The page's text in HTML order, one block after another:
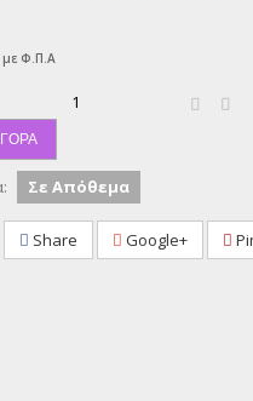
Φ.Π.Α
Σε Απόθεμα
Share Google+